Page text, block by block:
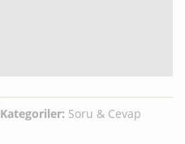
Kategoriler: Soru & Cevap